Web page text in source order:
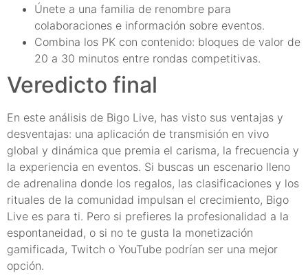
Únete a una familia de renombre para
colaboraciones e información sobre eventos.
Combina los PK con contenido: bloques de valor de
20 a 30 minutos entre rondas competitivas.
Veredicto final
En este análisis de Bigo Live, has visto sus ventajas y
desventajas: una aplicación de transmisión en vivo
global y dinámica que premia el carisma, la frecuencia y
la experiencia en eventos. Si buscas un escenario lleno
de adrenalina donde los regalos, las clasificaciones y los
rituales de la comunidad impulsan el crecimiento, Bigo
Live es para ti. Pero si prefieres la profesionalidad a la
espontaneidad, o si no te gusta la monetización
gamificada, Twitch o YouTube podrían ser una mejor
opción.